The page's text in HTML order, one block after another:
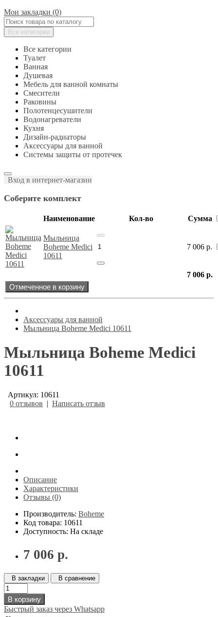
Мои закладки (0)
Все категории
Все категории
Туалет
Ванная
Душевая
Мебель для ванной комнаты
Смесители
Раковины
Полотенцесушители
Водонагреватели
Кухня
Дизайн-радиаторы
Аксессуары для ванной
Системы защиты от протечек
Вход в интернет-магазин
Соберите комплект
Наименование Кол-во Сумма
Мыльница
Boheme Medici
10611
7 006 р.
7 006 р.
Отмеченное в корзину
Аксессуары для ванной
Мыльница Boheme Medici 10611
Мыльница Boheme Medici
10611
Артикул: 10611
0 отзывов | Написать отзыв
Описание
Характеристики
Отзывы (0)
Производитель: Boheme
Код товара: 10611
Доступность: На складе
7 006 р.
В закладки В сравнение
В корзину
Быстрый заказ через Whatsapp